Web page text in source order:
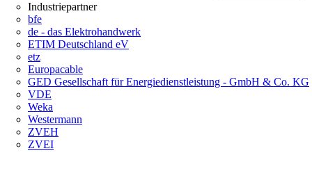
Industriepartner
bfe
de - das Elektrohandwerk
ETIM Deutschland eV
etz
Europacable
GED Gesellschaft für Energiedienstleistung - GmbH & Co. KG
VDE
Weka
Westermann
ZVEH
ZVEI